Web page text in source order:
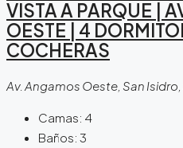
VISTA A PARQUE |
OESTE | 4
COCHERAS
Av. Angamos Oeste, San
Camas: 4
Baños: 3